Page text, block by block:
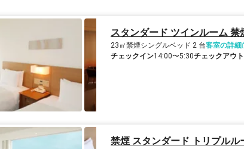
スタンダード ツインルーム 禁
23㎡禁煙シングルベッド 2 台客室の詳細
チェックイン14:00〜5:30チェックアウト
禁煙 スタンダード トリプルル